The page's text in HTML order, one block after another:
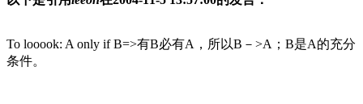
To looook: A only if B=>有B必有A，所以B－>A；B是A的充分
条件。